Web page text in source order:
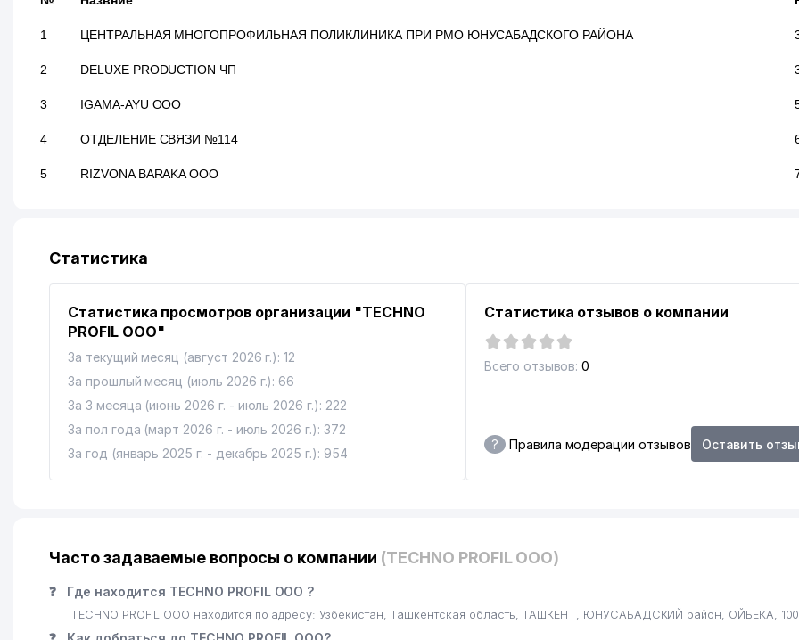
1 ЦЕНТРАЛЬНАЯ МНОГОПРОФИЛЬНАЯ ПОЛИКЛИНИКА ПРИ РМО ЮНУСАБАДСКОГО РАЙОНА
2 DELUXE PRODUCTION ЧП
3 IGAMA-AYU ООО
4 ОТДЕЛЕНИЕ СВЯЗИ №114
5 RIZVONA BARAKA ООО
Статистика
Статистика просмотров организации "TECHNO
PROFIL ООО"
За текущий месяц (август 2026 г.): 12
За прошлый месяц (июль 2026 г.): 66
За 3 месяца (июнь 2026 г. - июль 2026 г.): 222
За пол года (март 2026 г. - июль 2026 г.): 372
За год (январь 2025 г. - декабрь 2025 г.): 954
Статистика отзывов о компании
Всего отзывов: 0
? Правила модерации отзывов Оставить
Часто задаваемые вопросы о компании (TECHNO PROFIL ООО)
❓ Где находится TECHNO PROFIL ООО ?
TECHNO PROFIL ООО находится по адресу: Узбекистан, Ташкентская область, ТАШКЕНТ, ЮНУСАБАДСКИЙ район, ОЙБЕКА,